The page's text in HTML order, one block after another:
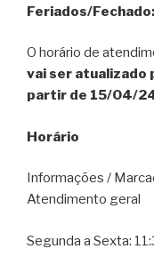
Feriados/Fechado:
O horário de
vai ser atualizado
partir de 15/04/
Horário
Informações /
Atendimento geral
Segunda a Sexta: